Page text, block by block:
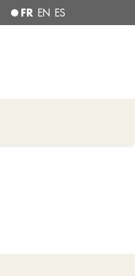
FR EN ES